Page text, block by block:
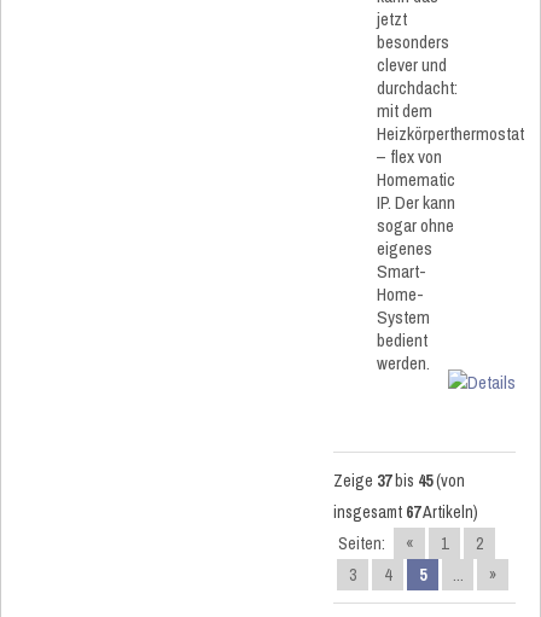
jetzt
besonders
clever und
durchdacht:
mit dem
Heizkörperthermostat
– flex von
Homematic
IP. Der kann
sogar ohne
eigenes
Smart-
Home-
System
bedient
werden.
Zeige 37bis 45(von
insgesamt 67Artikeln)
Seiten:
« 1
2
3
4 5 ... »